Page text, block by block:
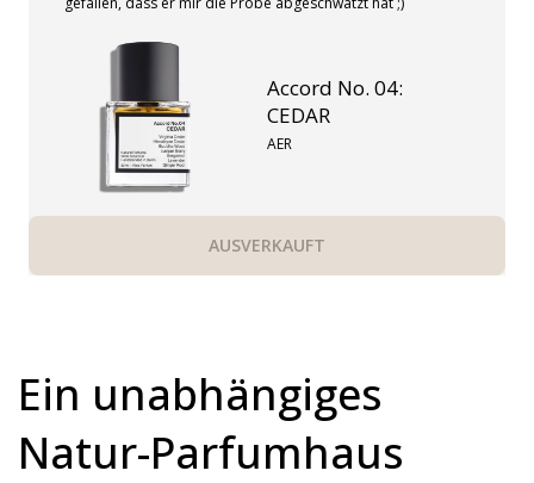
Accord No. 04:
CEDAR
AER
AUSVERKAUFT
Ein unabhängiges
Natur-Parfumhaus